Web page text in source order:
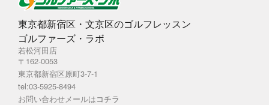
東京都新宿区・文京区のゴルフレッスン
ゴルファーズ・ラボ
若松河田店
〒162-0053
東京都新宿区原町3-7-1
tel:03-5925-8494
お問い合わせメールはコチラ